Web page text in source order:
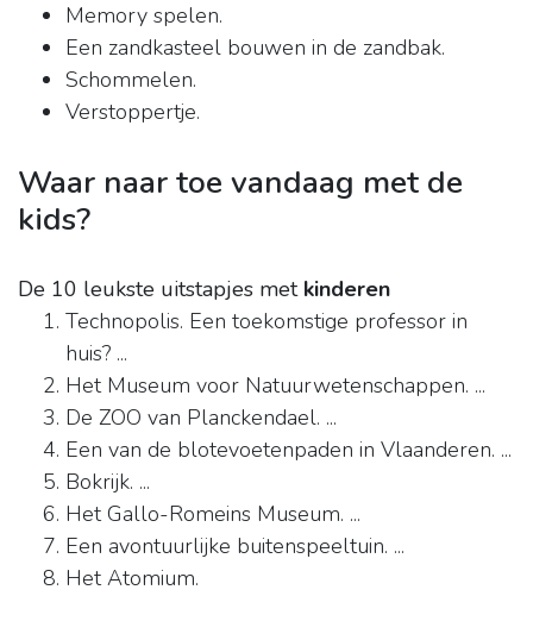
Memory spelen.
Een zandkasteel bouwen in de zandbak.
Schommelen.
Verstoppertje.
Waar naar toe vandaag met de
kids?
De 10 leukste uitstapjes met kinderen
Technopolis. Een toekomstige professor in
huis? ...
Het Museum voor Natuurwetenschappen. ...
De ZOO van Planckendael. ...
Een van de blotevoetenpaden in Vlaanderen. ...
Bokrijk. ...
Het Gallo-Romeins Museum. ...
Een avontuurlijke buitenspeeltuin. ...
Het Atomium.